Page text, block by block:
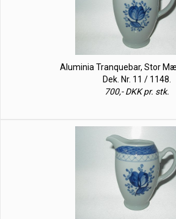
Aluminia Tranquebar, Stor
Dek. Nr. 11 / 1148.
700,- DKK pr. stk.